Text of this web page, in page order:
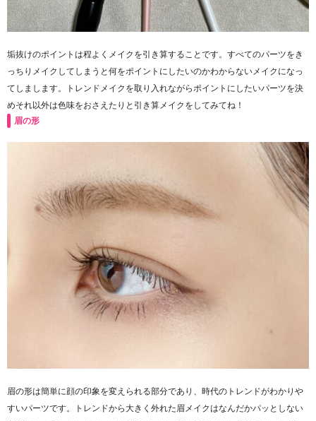
垢抜けのポイントは程よくメイクを引き算することです。すべてのパーツをき
っちりメイクしてしまうと何をポイントにしたいのかわからないメイクになっ
てしまします。トレンドメイクを取り入れながらポイントにしたいパーツを決
めそれ以外は色味をおさえたりと引き算メイクをしてみてね！
眉の形
眉の形は簡単に顔の印象を変えられる部分であり、時代のトレンドがわかりや
すいパーツです。トレンドから大きく外れた眉メイクはなんだかパッとしない